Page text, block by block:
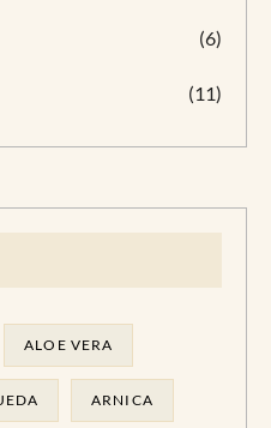
(6)
(11)
ALOE VERA
ARNICA